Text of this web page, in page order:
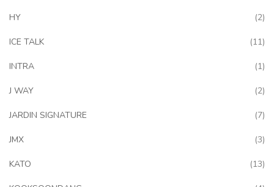
HY 2
ICE TALK 11
INTRA 1
J WAY 2
JARDIN SIGNATURE 7
JMX 3
KATO 13